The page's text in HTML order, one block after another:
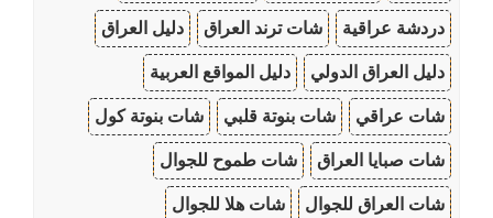
دردشة عراقية شات ترند العراق دليل العراق
دليل العراق الدولي دليل المواقع العربية
شات عراقي شات بنوتة قلبي شات بنوتة كول
شات صبايا العراق شات طموح للجوال
شات العراق للجوال شات هلا للجوال